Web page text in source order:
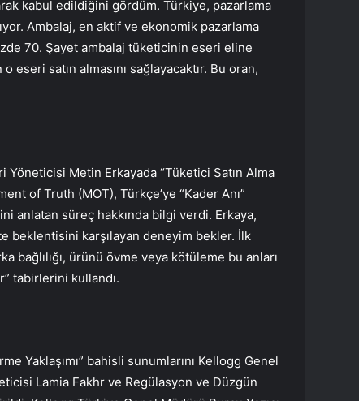
kabul edildiğini gördüm. Türkiye, pazarlama
Ambalaj, en aktif ve ekonomik pazarlama
70. Şayet ambalaj tüketicinin eseri eline
eseri satın almasını sağlayacaktır. Bu oran,
Metin Erkayada “Tüketici Satın Alma
of Truth (MOT), Türkçe’ye “Kader Anı”
anlatan süreç hakkında bilgi verdi. Erkaya,
beklentisini karşılayan deneyim bekler. İlk
bağlılığı, ürünü övme veya kötüleme bu anları
tabirlerini kullandı.
Yaklaşımı” bahisli sunumlarını Kellogg Genel
Lamia Fakhr ve Regülasyon ve Düzgün